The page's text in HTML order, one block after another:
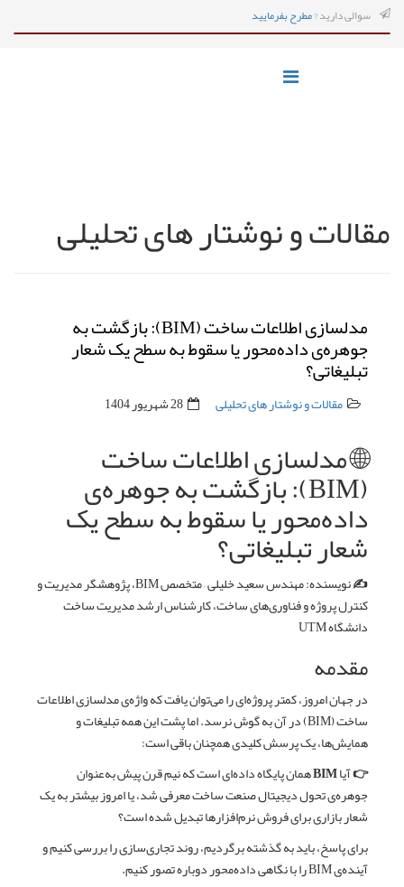
سوالی دارید ?مطرح بفرمایید
مقالات و نوشتار های تحلیلی
مدلسازی اطلاعات ساخت (BIM): بازگشت به
جوهره‌ی داده‌محور یا سقوط به سطح یک شعار
تبلیغاتی؟
مقالات و نوشتار های تحلیلی 28 شهریور 1404
🌐 مدلسازی اطلاعات ساخت
(BIM): بازگشت به جوهره‌ی
داده‌محور یا سقوط به سطح یک
شعار تبلیغاتی؟
✍️ نویسنده:
مهندس سعید خلیلی – متخصص BIM، پژوهشگر مدیریت و
کنترل پروژه و فناوری‌های ساخت، کارشناس ارشد مدیریت ساخت
دانشگاه UTM
مقدمه
در جهان امروز، کمتر پروژه‌ای را می‌توان یافت که واژه‌ی مدلسازی اطلاعات
ساخت (BIM) در آن به گوش نرسد. اما پشت این همه تبلیغات و
همایش‌ها، یک پرسش کلیدی همچنان باقی است:
👉 آیا BIM همان پایگاه داده‌ای است که نیم قرن پیش به‌عنوان
جوهره‌ی تحول دیجیتال صنعت ساخت معرفی شد، یا امروز بیشتر به یک
شعار بازاری برای فروش نرم‌افزارها تبدیل شده است؟
برای پاسخ، باید به گذشته برگردیم، روند تجاری‌سازی را بررسی کنیم و
آینده‌ی BIM را با نگاهی داده‌محور دوباره تصور کنیم.